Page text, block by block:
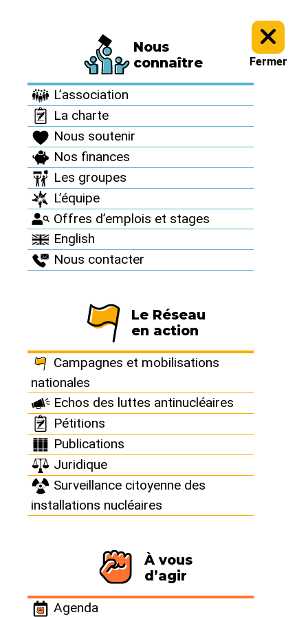
Nous
connaître
L’association
La charte
Nous soutenir
Nos finances
Les groupes
L’équipe
Offres d’emplois et stages
English
Nous contacter
Le Réseau
en action
Campagnes et mobilisations
nationales
Echos des luttes antinucléaires
Pétitions
Publications
Juridique
Surveillance citoyenne des
installations nucléaires
À vous
d’agir
Agenda
Fermer
Informez vous > Revue "Sortir du nucléaire" >
Sortir du nucléaire
Sortir du nucléaire
n°22
Juillet 2003
Dysfonctionnement
La centrale nucléaire
du Blayais fonctionne
sans autorisations
administratives
LOBBY NUCLÉAIRE SITES NUCLÉAIRES
Une centrale nucléaire hors-la-loi, ça fait un peu